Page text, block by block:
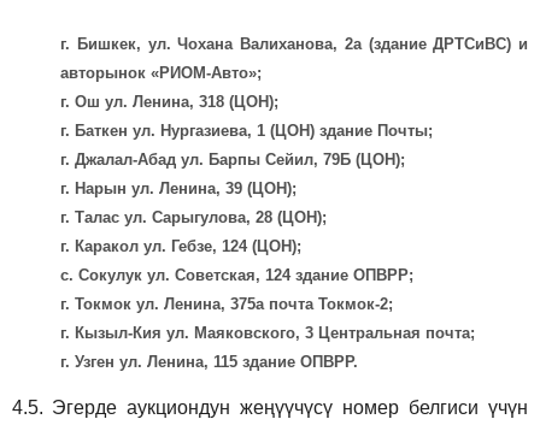
г. Бишкек, ул. Чохана Валиханова, 2а (здание ДРТСиВС) и
авторынок «РИОМ-Авто»;
г. Ош ул. Ленина, 318 (ЦОН);
г. Баткен ул. Нургазиева, 1 (ЦОН) здание Почты;
г. Джалал-Абад ул. Барпы Сейил, 79Б (ЦОН);
г. Нарын ул. Ленина, 39 (ЦОН);
г. Талас ул. Сарыгулова, 28 (ЦОН);
г. Каракол ул. Гебзе, 124 (ЦОН);
с. Сокулук ул. Советская, 124 здание ОПВРР;
г. Токмок ул. Ленина, 375а почта Токмок-2;
г. Кызыл-Кия ул. Маяковского, 3 Центральная почта;
г. Узген ул. Ленина, 115 здание ОПВРР.
4.5. Эгерде аукциондун жеңүүчүсү номер белгиси үчүн